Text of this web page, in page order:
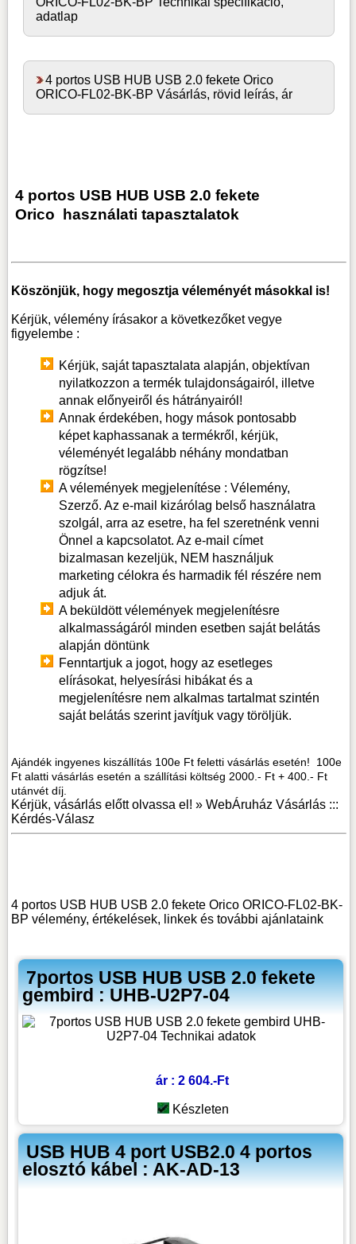
adatlap
4 portos USB HUB USB 2.0 fekete Orico
ORICO-FL02-BK-BP Vásárlás, rövid leírás, ár
4 portos USB HUB USB 2.0 fekete
Orico használati tapasztalatok
Köszönjük, hogy megosztja véleményét másokkal is!
Kérjük, vélemény írásakor a következőket vegye
figyelembe :
Kérjük, saját tapasztalata alapján, objektívan
nyilatkozzon a termék tulajdonságairól, illetve
annak előnyeiről és hátrányairól!
Annak érdekében, hogy mások pontosabb
képet kaphassanak a termékről, kérjük,
véleményét legalább néhány mondatban
rögzítse!
A vélemények megjelenítése : Vélemény,
Szerző. Az e-mail kizárólag belső használatra
szolgál, arra az esetre, ha fel szeretnénk venni
Önnel a kapcsolatot. Az e-mail címet
bizalmasan kezeljük, NEM használjuk
marketing célokra és harmadik fél részére nem
adjuk át.
A beküldött vélemények megjelenítésre
alkalmasságáról minden esetben saját belátás
alapján döntünk
Fenntartjuk a jogot, hogy az esetleges
elírásokat, helyesírási hibákat és a
megjelenítésre nem alkalmas tartalmat szintén
saját belátás szerint javítjuk vagy töröljük.
Ajándék ingyenes kiszállítás 100e Ft feletti vásárlás esetén! 100e
Ft alatti vásárlás esetén a szállítási költség 2000.- Ft + 400.- Ft
utánvét díj.
Kérjük, vásárlás előtt olvassa el! »WebÁruház Vásárlás :::
Kérdés-Válasz
4 portos USB HUB USB 2.0 fekete Orico ORICO-FL02-BK-
BP vélemény, értékelések, linkek és további ajánlataink
7portos USB HUB USB 2.0 fekete
gembird : UHB-U2P7-04
ár : 2 604.-Ft
Készleten
USB HUB 4 port USB2.0 4 portos
elosztó kábel : AK-AD-13